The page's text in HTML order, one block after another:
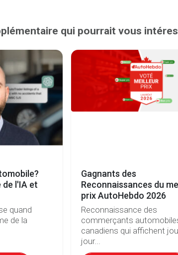
qui pourrait vous
de l'IA et
quand
de la
Gagnants des
Reconnaissances du
prix AutoHebdo 2026
Reconnaissance des
commerçants
canadiens qui affichent
jour...